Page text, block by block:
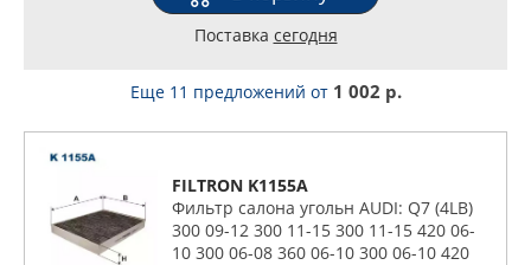
Поставка сегодня
Еще 11 предложений от 1 002 р.
FILTRON K1155A
Фильтр салона угольн AUDI: Q7 (4LB)
300 09-12 300 11-15 300 11-15 420 06-
10 300 06-08 360 06-10 300 06-10 420